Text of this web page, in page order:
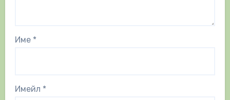
Име *
Имейл *